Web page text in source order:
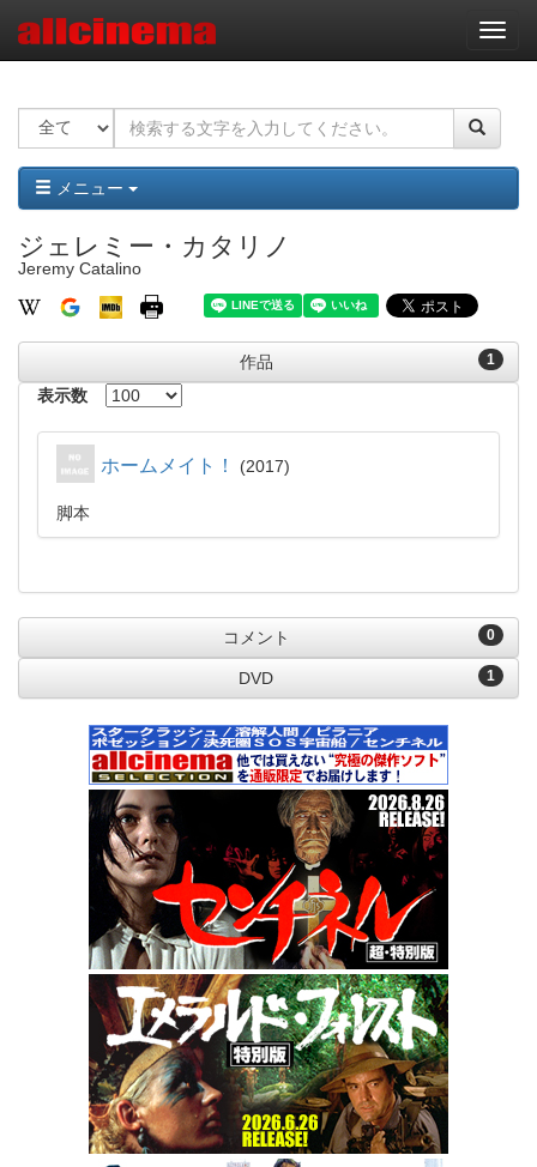
ナ
ビ
ー
ョ
ン
メニュー
ジェレミー・カタリノ
Jeremy Catalino
1
作品
表示数
ホームメイト！ 2017
脚本
0
コメント
1
DVD